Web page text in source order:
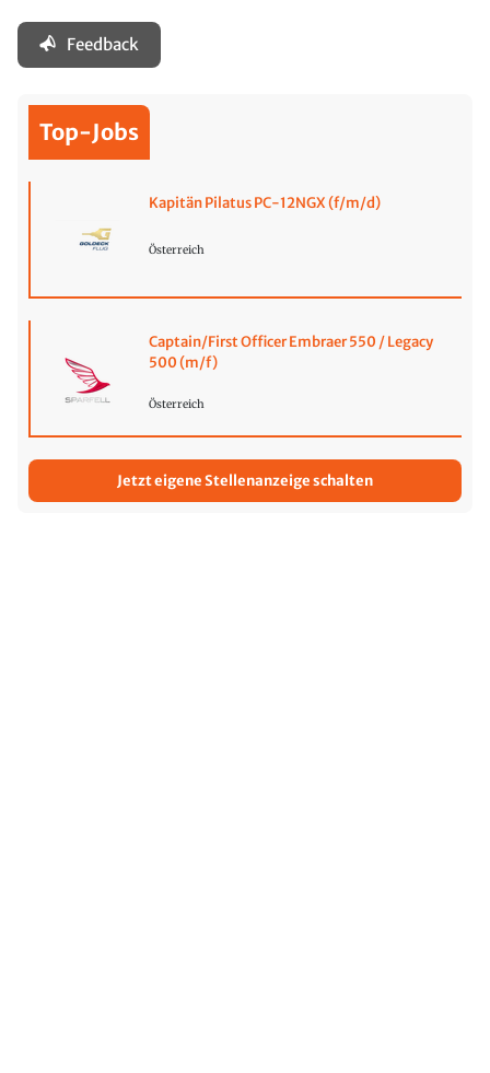
Feedback
Top-Jobs
Kapitän Pilatus PC-12NGX (f/m/d)
Österreich
Captain/First Officer Embraer 550 / Legacy
500 (m/f)
Österreich
Jetzt eigene Stellenanzeige schalten